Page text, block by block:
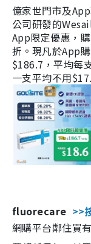
億家世門市及
公司研發的
App限定優惠，
折。現凡於App
$186.7，平均每
一支平均不用
fluorecare >>
網購平台鄰住買